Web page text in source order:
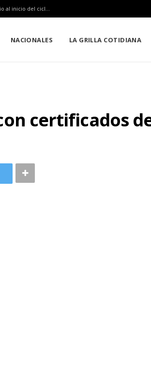
SEQ inicia descacharrización en escuelas de la Ribera del Río Hondo previo al inicio del ciclo escolar
NACIONALES LA GRILLA COTIDIANA
certificados